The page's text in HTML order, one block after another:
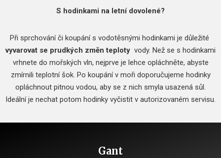
S hodinkami na letní dovolené?
Při sprchování či koupání s vodotěsnými hodinkami je důležité
vyvarovat se prudkých změn teploty vody. Než se s hodinkami
vrhnete do mořských vln, nejprve je lehce opláchněte, abyste
zmírnili teplotní šok. Po koupání v moři doporučujeme hodinky
opláchnout pitnou vodou, aby se z nich smyla usazená sůl.
Ideální je nechat potom hodinky vyčistit v autorizovaném servisu.
Gant